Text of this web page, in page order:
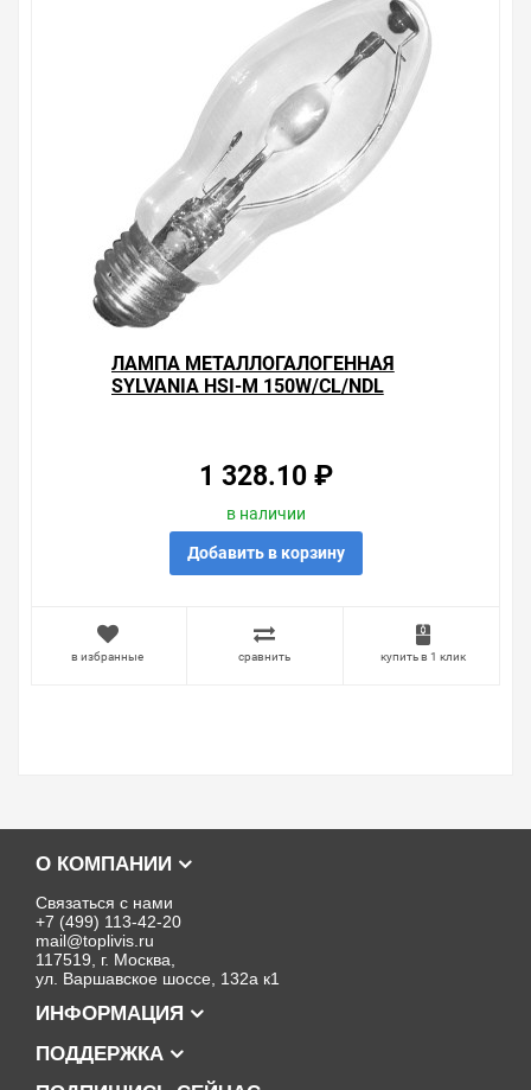
ЛАМПА МЕТАЛЛОГАЛОГЕННАЯ
SYLVANIA HSI-M 150W/CL/NDL
1 328.10 ₽
в наличии
Добавить в корзину
в избранные сравнить купить в 1 клик
О КОМПАНИИ
Связаться с нами
+7 (499) 113-42-20
mail@toplivis.ru
117519, г. Москва,
ул. Варшавское шоссе, 132а к1
ИНФОРМАЦИЯ
ПОДДЕРЖКА